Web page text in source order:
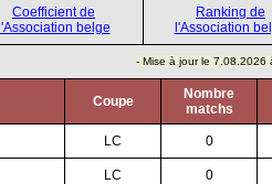
Coefficient de
l'Association belge
Ranking de
l'Association
- Mise à jour le 7.08.2026
Coupe
Nombre
matchs
LC 0
LC 0